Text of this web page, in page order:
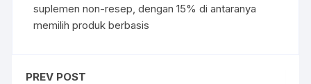
suplemen non-resep, dengan 15% di antaranya
memilih produk berbasis
PREV POST